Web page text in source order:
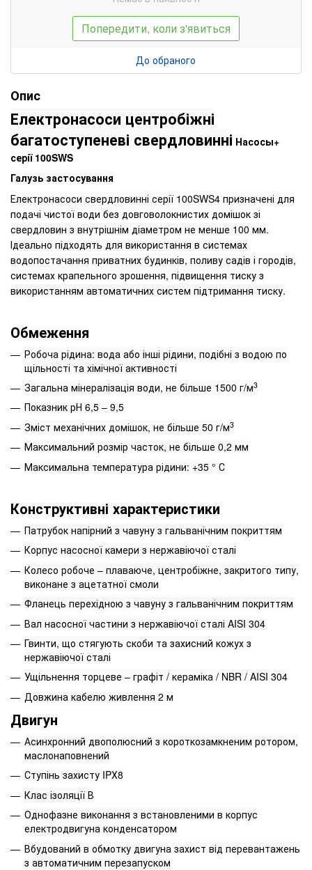
Попередити, коли з'явиться
До обраного
Опис
Електронасоси центробіжні
багатоступеневі свердловинні Насосы+
серії 100SWS
Галузь застосування
Електронасоси свердловинні серії 100SWS4 призначені для
подачі чистої води без довговолокнистих домішок зі
свердловин з внутрішнім діаметром не менше 100 мм.
Ідеально підходять для використання в системах
водопостачання приватних будинків, поливу садів і городів,
системах крапельного зрошення, підвищення тиску з
використанням автоматичних систем підтримання тиску.
Обмеження
Робоча рідина: вода або інші рідини, подібні з водою по
щільності та хімічної активності
Загальна мінералізація води, не більше 1500 г/м3
Показник рН 6,5 – 9,5
Зміст механічних домішок, не більше 50 г/м3
Максимальний розмір часток, не більше 0,2 мм
Максимальна температура рідини: +35 ° С
Конструктивні характеристики
Патрубок напірний з чавуну з гальванічним покриттям
Корпус насосної камери з нержавіючої сталі
Колесо робоче – плаваюче, центробіжне, закритого типу,
виконане з ацетатної смоли
Фланець перехідною з чавуну з гальванічним покриттям
Вал насосної частини з нержавіючої сталі AISI 304
Гвинти, що стягують скоби та захисний кожух з
нержавіючої сталі
Ущільнення торцеве – графіт / кераміка / NBR / AISI 304
Довжина кабелю живлення 2 м
Двигун
Асинхронний двополюсний з короткозамкненим ротором,
маслонаповнений
Ступінь захисту IPХ8
Клас ізоляції В
Однофазне виконання з встановленими в корпус
електродвигуна конденсатором
Вбудований в обмотку двигуна захист від перевантажень
з автоматичним перезапуском